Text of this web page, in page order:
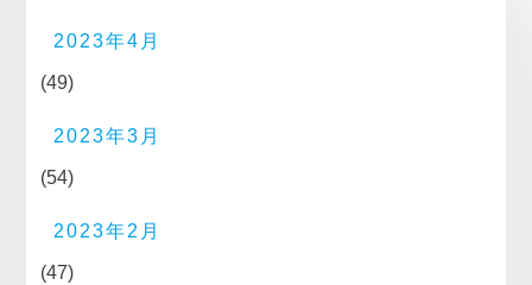
2023年4月
(49)
2023年3月
(54)
2023年2月
(47)